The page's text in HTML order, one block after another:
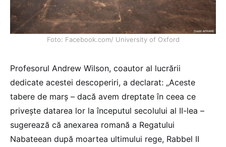
Foto: Facebook.com/ University of Oxford
Profesorul Andrew Wilson, coautor al lucrării
dedicate acestei descoperiri, a declarat: „Aceste
tabere de marş – dacă avem dreptate în ceea ce
priveşte datarea lor la începutul secolului al II-lea –
sugerează că anexarea romană a Regatului
Nabateean după moartea ultimului rege, Rabbel II